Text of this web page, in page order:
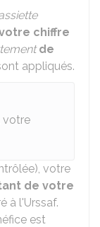
chiffre
de
appliqués.
votre
votre
de votre
à l'Urssaf.
est